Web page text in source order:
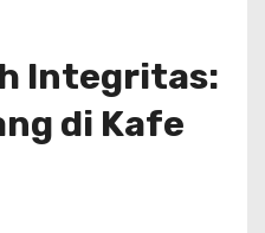
Integritas:
di Kafe